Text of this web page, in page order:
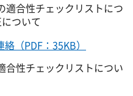
適合性チェックリストにつ
ついて
（PDF：35KB）
合性チェックリストについ